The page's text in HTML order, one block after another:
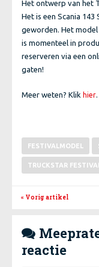
Het ontwerp van het
Het is een Scania
geworden. Het
is momenteel in
reserveren via een
gaten!
Meer weten? Klik hier.
FESTIVALMODEL
TRUCKSTAR
« Vorig artikel

reactie